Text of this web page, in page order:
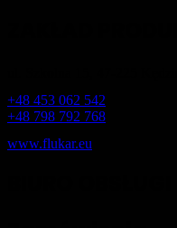
+48 453 062 542
+48 798 792 768
www.flukar.eu